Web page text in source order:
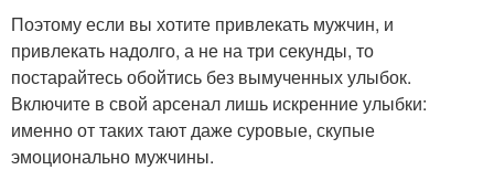
Поэтому если вы хотите привлекать мужчин, и
привлекать надолго, а не на три секунды, то
постарайтесь обойтись без вымученных улыбок.
Включите в свой арсенал лишь искренние улыбки:
именно от таких тают даже суровые, скупые
эмоционально мужчины.